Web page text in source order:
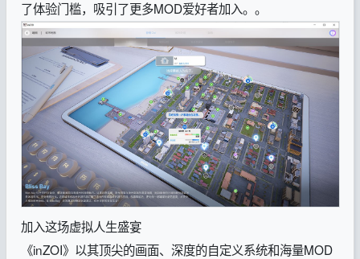
了体验门槛，吸引了更多MOD爱好者加入。。
加入这场虚拟人生盛宴
《inZOI》以其顶尖的画面、深度的自定义系统和海量MOD